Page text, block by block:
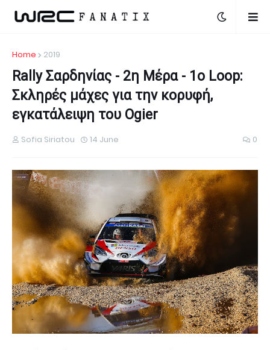
Home 2019
Rally Σαρδηνίας - 2η Μέρα - 1ο Loop:
Σκληρές μάχες για την κορυφή,
εγκατάλειψη του Ogier
Sofia Siriatou 14 June 0